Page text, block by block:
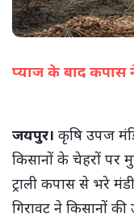
प्याज के बाद
जयपुर। कृषि उपज
किसानों के चेहरों पर
ट्राली कपास से भरे
गिरावट ने किसानों की